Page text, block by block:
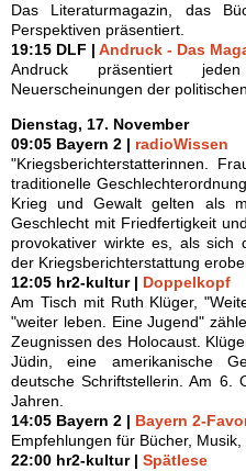
Das Literaturmagazin, das
Perspektiven präsentiert.
19:15 DLF | Andruck - Das
Andruck präsentiert
Neuerscheinungen der
Dienstag, 17. November
09:05 Bayern 2 | radioWissen
"Kriegsberichterstatterinnen.
traditionelle
Krieg und Gewalt gelten als
Geschlecht mit Friedfertigkeit
provokativer wirkte es, als sich
der Kriegsberichterstattung
12:05 hr2-kultur | Doppelkopf
Am Tisch mit Ruth Klüger,
"weiter leben. Eine Jugend"
Zeugnissen des Holocaust.
Jüdin, eine amerikanische
deutsche Schriftstellerin. Am 6.
Jahren.
14:05 Bayern 2 | Bayern 2-
Empfehlungen für Bücher, Musik,
22:00 hr2-kultur | Spätlese